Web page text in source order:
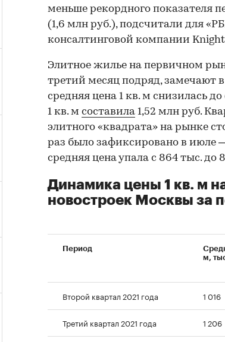
меньше рекордного показателя
(1,6 млн руб.), подсчитали для
консалтинговой компании
Элитное жилье на первичном
третий месяц подряд, замечают
средняя цена 1 кв. м снизилась
1 кв. м составила 1,52 млн руб.
элитного «квадрата» на рынке
раз было зафиксировано в июле
средняя цена упала с 864 тыс. до
Динамика цены 1 кв. м
новостроек Москвы за
Период
м,
Второй квартал 2021 года 1 016
Третий квартал 2021 года 1 206